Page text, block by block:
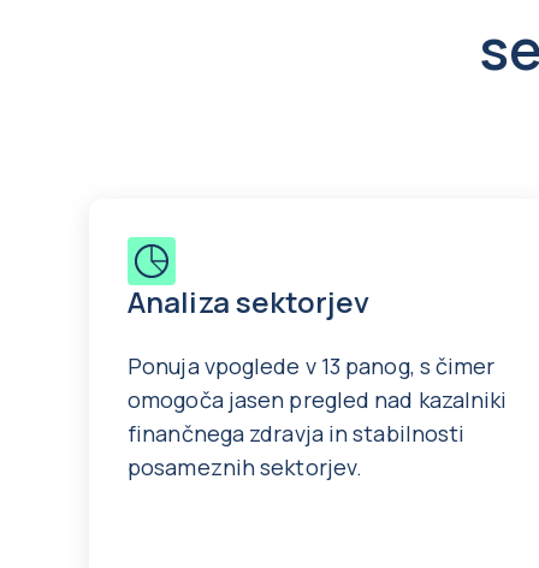
Analiza sektorjev
Ponuja vpoglede v 13 panog, s čimer
omogoča jasen pregled nad kazalniki
finančnega zdravja in stabilnosti
posameznih sektorjev.